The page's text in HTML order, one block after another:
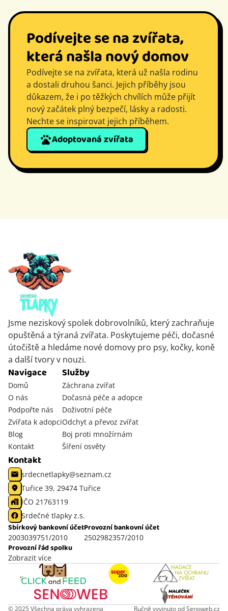
Podívejte se na zvířata,
která našla nový domov
Podívejte se na zvířata, která už našla rodinu
a dostali druhou šanci. Jejich příběhy jsou
důkazem, že i po těžkých chvílích může přijít
nový začátek plný bezpečí, lásky a radosti.
Nechte se inspirovat jejich příběhem.
Adoptovaná zvířata
Jsme neziskový spolek dobrovolníků, který zachraňuje
opuštěná a týraná zvířata. Poskytujeme péči, dočasné
útočiště a hledáme nové domovy pro psy, kočky, koně
a další tvory v nouzi.
Navigace
Domů
O nás
Podpořte nás
Zvířata k adopci
Blog
Kontakt
Služby
Záchrana zvířat
Dočasná péče a adopce
Doživotní péče
Odchyt a převoz zvířat
Boj proti množírnám
Šíření osvěty
Kontakt
srdecnetlapky@seznam.cz
Tuřice 39, 29474 Tuřice
IČO 21763119
Srdečné tlapky z.s.
Sbírkový bankovní účet
2003039751/2010
Provozní bankovní účet
2502982357/2010
Provozní řád spolku
Zobrazit více
© 2025 Všechna práva vyhrazena Ručně vyvinuto odSenoweb.cz